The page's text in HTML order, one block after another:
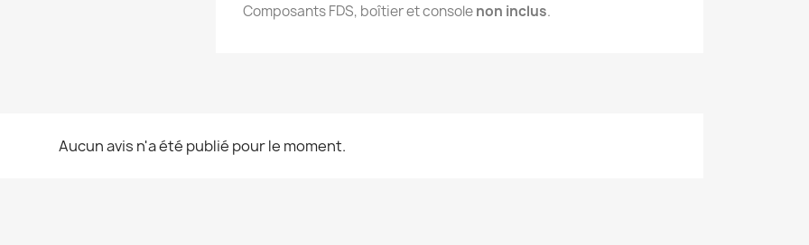
Composants FDS, boîtier et consolenon inclus.
Aucun avis n'a été publié pour le moment.